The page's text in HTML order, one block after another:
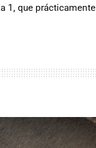
1, que prácticamente